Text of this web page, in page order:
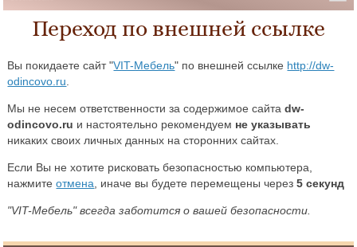
Переход по внешней ссылке
Вы покидаете сайт "VIT-Мебель" по внешней ссылке http://dw-
odincovo.ru
Мы не несем ответственности за содержимое сайтаdw-
odincovo.ru и настоятельно рекомендуем не указывать
никаких своих личных данных на сторонних сайтах.
Если Вы не хотите рисковать безопасностью компьютера,
нажмитеотмена , иначе вы будете перемещены через5 секунд
"VIT-Мебель" всегда заботится о вашей безопасности.